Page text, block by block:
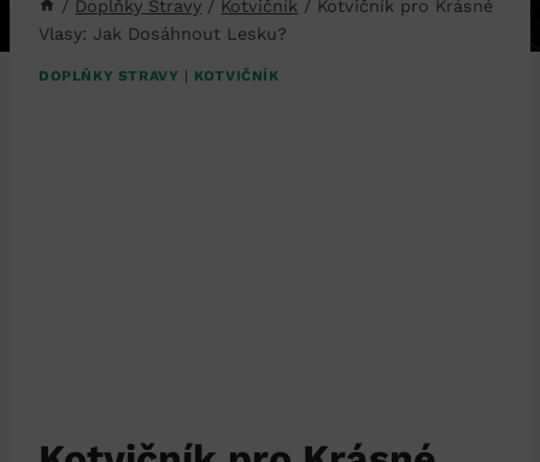
/ Doplňky Stravy / Kotvičník / Kotvičník pro Krásné
Vlasy: Jak Dosáhnout Lesku?
DOPLŇKY STRAVY KOTVIČNÍK